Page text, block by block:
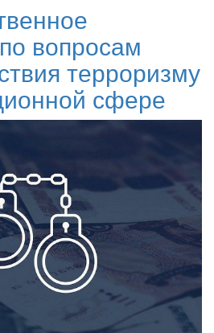
вопросам
терроризму
сфере